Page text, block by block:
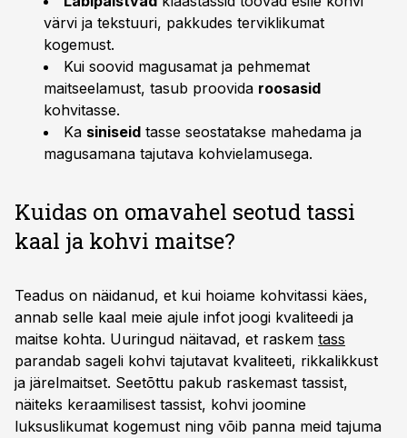
värvi ja tekstuuri, pakkudes terviklikumat
kogemust.
Kui soovid magusamat ja pehmemat
maitseelamust, tasub proovida roosasid
kohvitasse.
Ka siniseid tasse seostatakse mahedama ja
magusamana tajutava kohvielamusega.
Kuidas on omavahel seotud tassi
kaal ja kohvi maitse?
Teadus on näidanud, et kui hoiame kohvitassi käes,
annab selle kaal meie ajule infot joogi kvaliteedi ja
maitse kohta. Uuringud näitavad, et raskem tass
parandab sageli kohvi tajutavat kvaliteeti, rikkalikkust
ja järelmaitset. Seetõttu pakub raskemast tassist,
näiteks keraamilisest tassist, kohvi joomine
luksuslikumat kogemust ning võib panna meid tajuma